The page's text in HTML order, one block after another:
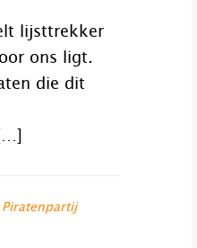
lijsttrekker
ons ligt.
die dit
Piratenpartij